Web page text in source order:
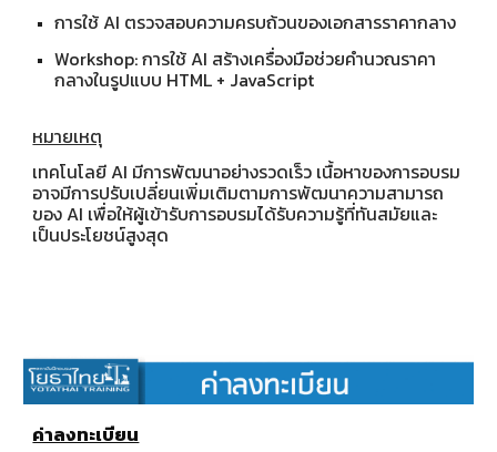
การใช้ AI ตรวจสอบความครบถ้วนของเอกสารราคากลาง
Workshop: การใช้ AI สร้างเครื่องมือช่วยคำนวณราคา
กลางในรูปแบบ HTML + JavaScript
หมายเหตุ
เทคโนโลยี AI มีการพัฒนาอย่างรวดเร็ว เนื้อหาของการอบรม
อาจมีการปรับเปลี่ยนเพิ่มเติมตามการพัฒนาความสามารถ
ของ AI เพื่อให้ผู้เข้ารับการอบรมได้รับความรู้ที่ทันสมัยและ
เป็นประโยชน์สูงสุด
ค่าลงทะเบียน